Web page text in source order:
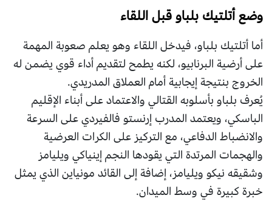
وضع أتلتيك بلباو قبل اللقاء
أما أتلتيك بلباو، فيدخل اللقاء وهو يعلم صعوبة المهمة
على أرضية البرنابيو، لكنه يطمح لتقديم أداء قوي يضمن له
الخروج بنتيجة إيجابية أمام العملاق المدريدي.
يُعرف بلباو بأسلوبه القتالي والاعتماد على أبناء الإقليم
الباسكي، ويعتمد المدرب إرنستو فالفيردي على السرعة
والانضباط الدفاعي، مع التركيز على الكرات العرضية
والهجمات المرتدة التي يقودها النجم إينياكي ويليامز
وشقيقه نيكو ويليامز، إضافة إلى القائد مونياين الذي يمثل
خبرة كبيرة في وسط الميدان.